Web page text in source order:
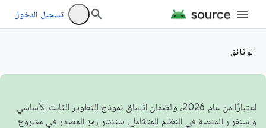
تسجيل الدخول
الوثائق
اعتبارًا من عام 2026، ولضمان اتّساق نموذج التطوير الثابت الأساسي
واستقرار المنصة في النظام المتكامل، سننشر رمز المصدر في مشروع